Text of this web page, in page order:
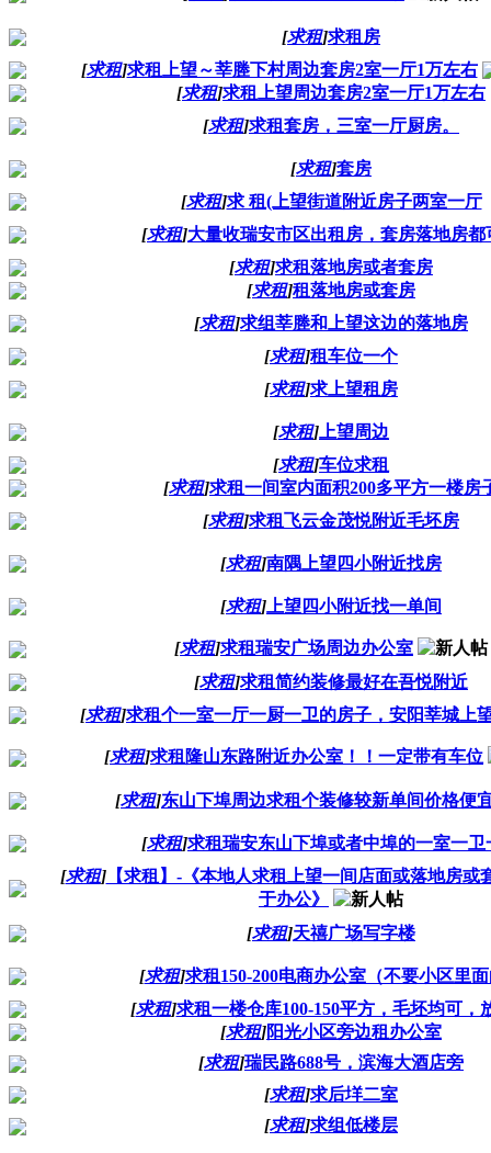
[求租]求租房
[求租]求租上望～莘塍下村周边套房2室一厅1万左右
[求租]求租上望周边套房2室一厅1万左右
[求租]求租套房，三室一厅厨房。
[求租]套房
[求租]求 租(上望街道附近房子两室一厅
[求租]大量收瑞安市区出租房，套房落地房都
[求租]求租落地房或者套房
[求租]租落地房或套房
[求租]求组莘塍和上望这边的落地房
[求租]租车位一个
[求租]求上望租房
[求租] 上望周边
[求租]车位求租
[求租]求租一间室内面积200多平方一楼房
[求租]求租飞云金茂悦附近毛坯房
[求租]南隅上望四小附近找房
[求租] 上望四小附近找一单间
[求租]求租瑞安广场周边办公室
[求租]求租简约装修最好在吾悦附近
[求租]求租个一室一厅一厨一卫的房子，安阳莘城上
[求租]求租隆山东路附近办公室！！一定带有车位
[求租]东山下埠周边求租个装修较新单间价格便
[求租]求租瑞安东山下埠或者中埠的一室一卫
[求租]【求租】-《本地人求租上望一间店面或落地房或
于办公》
[求租]天禧广场写字楼
[求租]求租150-200电商办公室（不要小区里
[求租]求租一楼仓库100-150平方，毛坯均可，
[求租]阳光小区旁边租办公室
[求租]瑞民路688号，滨海大酒店旁
[求租]求后垟二室
[求租]求组低楼层